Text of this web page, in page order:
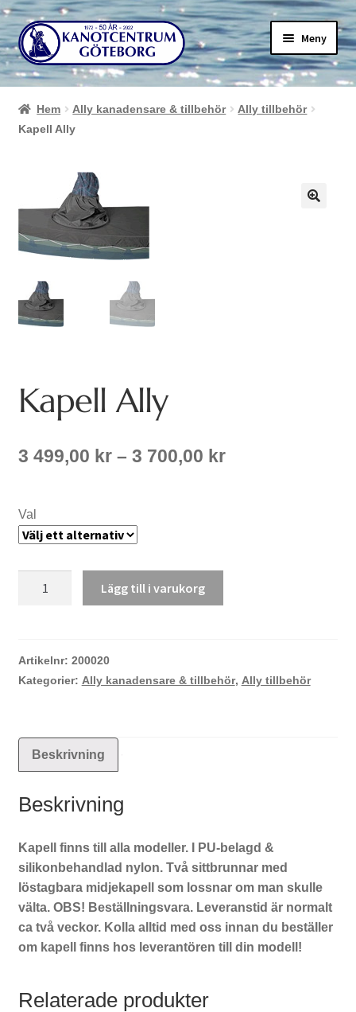
Hoppa
till
navigering
Hoppa
till
innehåll
Meny
Hem Ally kanadensare & tillbehör
Ally tillbehör
Kapell Ally
Kapell Ally
3 499,00 kr – 3 700,00 krPrisintervall:
Val
Lägg till i varukorg
Artikelnr: 200020
Kategorier: Ally kanadensare & tillbehör, Ally tillbehör
Beskrivning
Beskrivning
Kapell finns till alla modeller. I PU-belagd &
silikonbehandlad nylon. Två sittbrunnar med
löstagbara midjekapell som lossnar om man skulle
välta. OBS! Beställningsvara. Leveranstid är normalt
ca två veckor. Kolla alltid med oss innan du beställer
om kapell finns hos leverantören till din modell!
Relaterade produkter